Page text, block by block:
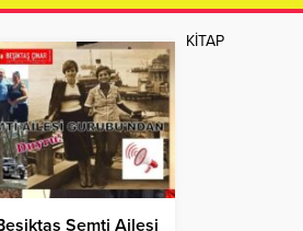
KİTAP
Semti Ailesi